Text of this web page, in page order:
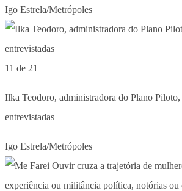
Igo Estrela/Metrópoles
11 de 21
Ilka Teodoro, administradora do Plano
entrevistadas
Igo Estrela/Metrópoles